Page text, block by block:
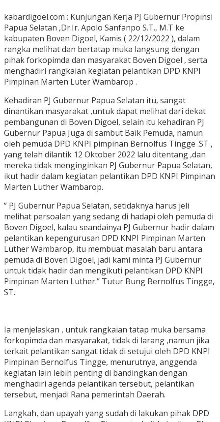
kabardigoel.com : Kunjungan Kerja PJ Gubernur Propinsi
Papua Selatan ,Dr.Ir. Apolo Sanfanpo S.T., M.T ke
kabupaten Boven Digoel, Kamis ( 22/12/2022 ), dalam
rangka melihat dan bertatap muka langsung dengan
pihak forkopimda dan masyarakat Boven Digoel , serta
menghadiri rangkaian kegiatan pelantikan DPD KNPI
Pimpinan Marten Luter Wambarop .
Kehadiran PJ Gubernur Papua Selatan itu, sangat
dinantikan masyarakat ,untuk dapat melihat dari dekat
pembangunan di Boven Digoel, selain itu kehadiran PJ
Gubernur Papua Juga di sambut Baik Pemuda, namun
oleh pemuda DPD KNPI pimpinan Bernolfus Tingge .ST ,
yang telah dilantik 12 Oktober 2022 lalu ditentang ,dan
mereka tidak menginginkan PJ Gubernur Papua Selatan,
ikut hadir dalam kegiatan pelantikan DPD KNPI Pimpinan
Marten Luther Wambarop.
” PJ Gubernur Papua Selatan, setidaknya harus jeli
melihat persoalan yang sedang di hadapi oleh pemuda di
Boven Digoel, kalau seandainya PJ Gubernur hadir dalam
pelantikan kepengurusan DPD KNPI Pimpinan Marten
Luther Wambarop, itu membuat masalah baru antara
pemuda di Boven Digoel, jadi kami minta PJ Gubernur
untuk tidak hadir dan mengikuti pelantikan DPD KNPI
Pimpinan Marten Luther.” Tutur Bung Bernolfus Tingge,
ST.
Ia menjelaskan , untuk rangkaian tatap muka bersama
forkopimda dan masyarakat, tidak di larang ,namun jika
terkait pelantikan sangat tidak di setujui oleh DPD KNPI
Pimpinan Bernolfus Tingge, menurutnya, anggenda
kegiatan lain lebih penting di bandingkan dengan
menghadiri agenda pelantikan tersebut, pelantikan
tersebut, menjadi Rana pemerintah Daerah.
Langkah, dan upayah yang sudah di lakukan pihak DPD